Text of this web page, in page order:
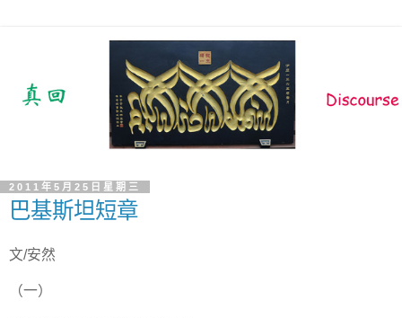
2011年5月25日星期三
巴基斯坦短章
文/安然
（一）